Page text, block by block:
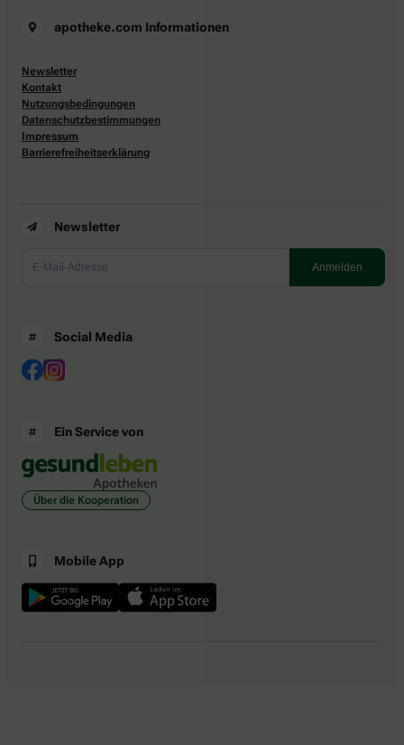
apotheke.com Informationen
Newsletter
Kontakt
Nutzungsbedingungen
Datenschutzbestimmungen
Impressum
Barrierefreiheitserklärung
Newsletter
Social Media
Ein Service von
Über die Kooperation
Mobile App